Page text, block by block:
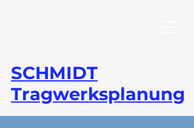
SCHMIDT
Tragwerksplanung